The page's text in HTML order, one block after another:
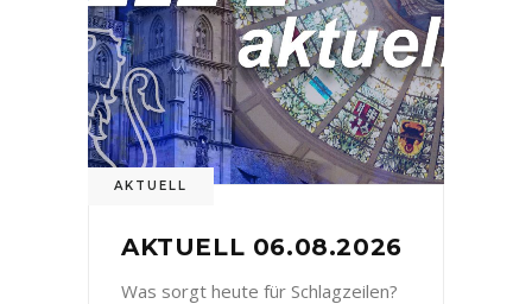
AKTUELL
AKTUELL 06.08.2026
Was sorgt heute für Schlagzeilen?